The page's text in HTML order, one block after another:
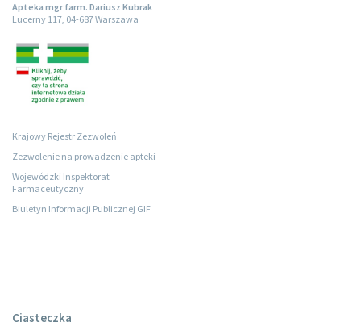
Apteka mgr farm. Dariusz Kubrak
Lucerny 117, 04-687 Warszawa
Krajowy Rejestr Zezwoleń
Zezwolenie na prowadzenie apteki
Wojewódzki Inspektorat
Farmaceutyczny
Biuletyn Informacji Publicznej GIF
Ciasteczka